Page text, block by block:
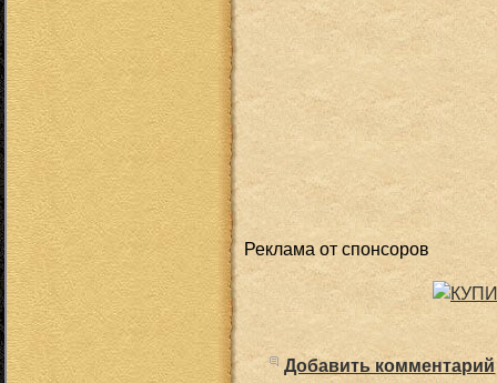
Реклама от спонсоров
Добавить комментарий